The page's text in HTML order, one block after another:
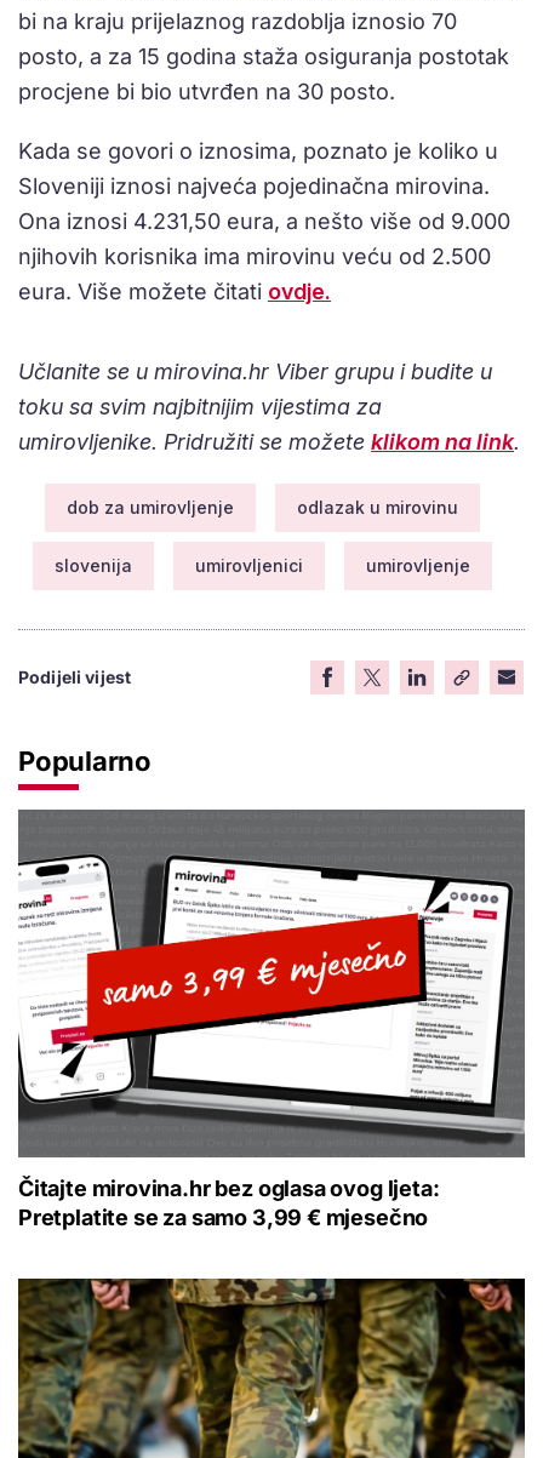
bi na kraju prijelaznog razdoblja iznosio 70
posto, a za 15 godina staža osiguranja postotak
procjene bi bio utvrđen na 30 posto.
Kada se govori o iznosima, poznato je koliko u
Sloveniji iznosi najveća pojedinačna mirovina.
Ona iznosi 4.231,50 eura, a nešto više od 9.000
njihovih korisnika ima mirovinu veću od 2.500
eura. Više možete čitati ovdje.
Učlanite se u mirovina.hr Viber grupu i budite u
toku sa svim najbitnijim vijestima za
umirovljenike. Pridružiti se možete klikom na link.
dob za umirovljenje odlazak u mirovinu
slovenija umirovljenici umirovljenje
Podijeli vijest
Popularno
Čitajte mirovina.hr bez oglasa ovog ljeta:
Pretplatite se za samo 3,99 € mjesečno